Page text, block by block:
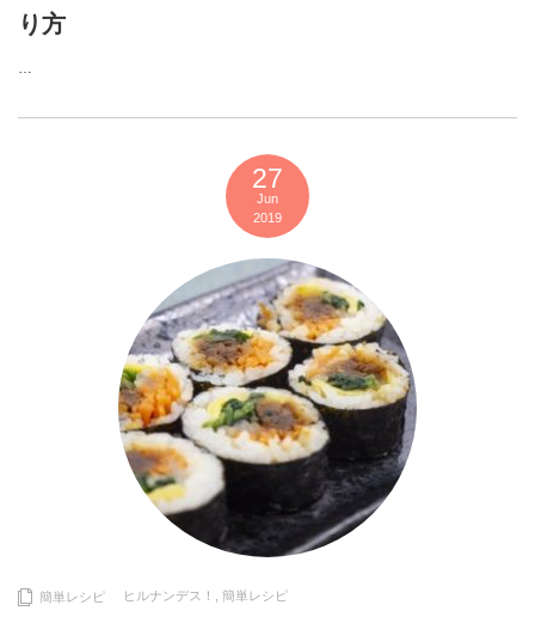
り方
…
27
Jun
2019
簡単レシピ ヒルナンデス！ 簡単レシピ